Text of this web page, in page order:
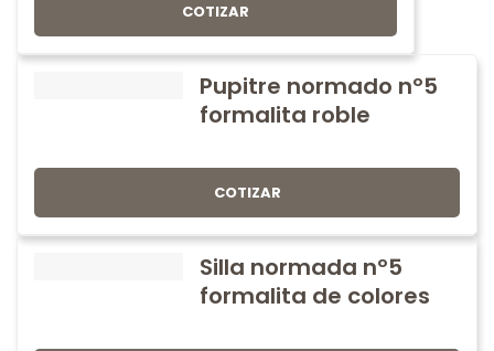
COTIZAR
Pupitre normado nº5
formalita roble
COTIZAR
Silla normada nº5
formalita de colores